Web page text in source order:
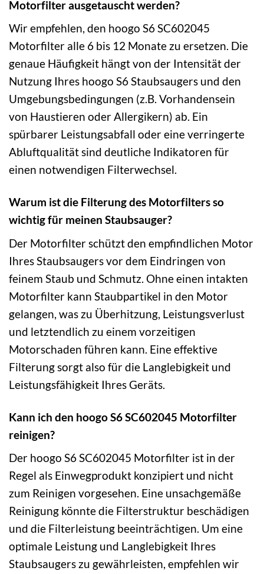
Motorfilter ausgetauscht werden?
Wir empfehlen, den hoogo S6 SC602045
Motorfilter alle 6 bis 12 Monate zu ersetzen. Die
genaue Häufigkeit hängt von der Intensität der
Nutzung Ihres hoogo S6 Staubsaugers und den
Umgebungsbedingungen (z.B. Vorhandensein
von Haustieren oder Allergikern) ab. Ein
spürbarer Leistungsabfall oder eine verringerte
Abluftqualität sind deutliche Indikatoren für
einen notwendigen Filterwechsel.
Warum ist die Filterung des Motorfilters so
wichtig für meinen Staubsauger?
Der Motorfilter schützt den empfindlichen Motor
Ihres Staubsaugers vor dem Eindringen von
feinem Staub und Schmutz. Ohne einen intakten
Motorfilter kann Staubpartikel in den Motor
gelangen, was zu Überhitzung, Leistungsverlust
und letztendlich zu einem vorzeitigen
Motorschaden führen kann. Eine effektive
Filterung sorgt also für die Langlebigkeit und
Leistungsfähigkeit Ihres Geräts.
Kann ich den hoogo S6 SC602045 Motorfilter
reinigen?
Der hoogo S6 SC602045 Motorfilter ist in der
Regel als Einwegprodukt konzipiert und nicht
zum Reinigen vorgesehen. Eine unsachgemäße
Reinigung könnte die Filterstruktur beschädigen
und die Filterleistung beeinträchtigen. Um eine
optimale Leistung und Langlebigkeit Ihres
Staubsaugers zu gewährleisten, empfehlen wir